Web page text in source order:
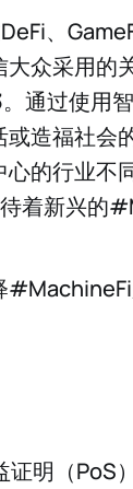
、
大众采用的
。通过使用
造福社会
的行业不
着新兴的
证明（